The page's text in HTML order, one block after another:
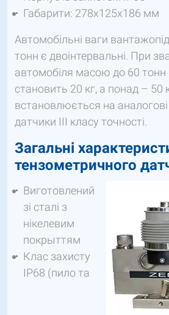
Габарити: 278х125х186 мм
Автомобільні ваги
тонн є двоінтервальні. При
автомобіля масою до 60 тонн
становить 20 кг, а понад –
встановлюється на
датчики III класу точності.
Загальні
тензометричного
Виготовлений
зі сталі з
нікелевим
покрыттям
Клас захисту
IP68 (пило та